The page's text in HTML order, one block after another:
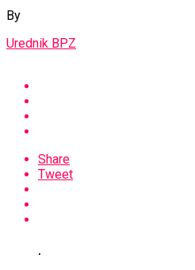
By
Urednik BPZ
Share
Tweet
.